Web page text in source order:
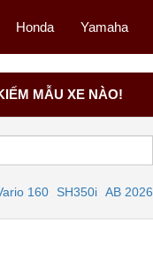
Honda Yamaha
MẪU XE NÀO!
160 SH350i AB 2026